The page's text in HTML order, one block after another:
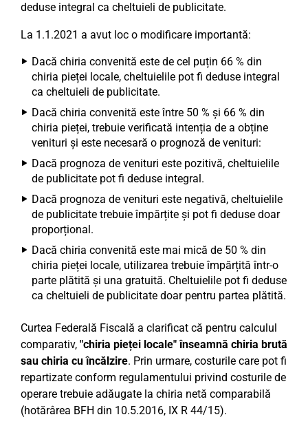
deduse integral ca cheltuieli de publicitate.
La 1.1.2021 a avut loc o modificare importantă:
Dacă chiria convenită este de cel puțin 66 % din
chiria pieței locale, cheltuielile pot fi deduse integral
ca cheltuieli de publicitate.
Dacă chiria convenită este între 50 % și 66 % din
chiria pieței, trebuie verificată intenția de a obține
venituri și este necesară o prognoză de venituri:
Dacă prognoza de venituri este pozitivă, cheltuielile
de publicitate pot fi deduse integral.
Dacă prognoza de venituri este negativă, cheltuielile
de publicitate trebuie împărțite și pot fi deduse doar
proporțional.
Dacă chiria convenită este mai mică de 50 % din
chiria pieței locale, utilizarea trebuie împărțită într-o
parte plătită și una gratuită. Cheltuielile pot fi deduse
ca cheltuieli de publicitate doar pentru partea plătită.
Curtea Federală Fiscală a clarificat că pentru calculul
comparativ, "chiria pieței locale" înseamnă chiria brută
sau chiria cu încălzire. Prin urmare, costurile care pot fi
repartizate conform regulamentului privind costurile de
operare trebuie adăugate la chiria netă comparabilă
(hotărârea BFH din 10.5.2016, IX R 44/15).